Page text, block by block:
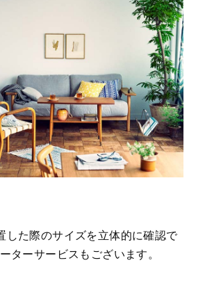
した際のサイズを立体的に確認で
ターサービスもございます。